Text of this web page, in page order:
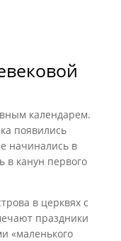
календарем.
появились
начинались в
в канун первого
в церквях с
праздники
«маленького